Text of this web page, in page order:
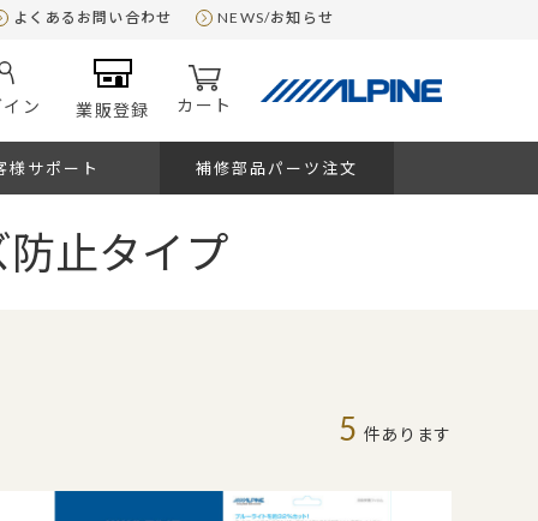
よくあるお問い合わせ NEWS/お知らせ
ン 業販登録 カート
様サポート 補修部品パーツ注文
止タイプ
5 件あります